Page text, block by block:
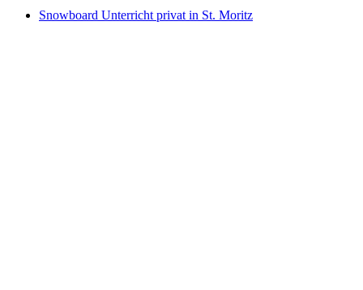
Snowboard Unterricht privat in St. Moritz